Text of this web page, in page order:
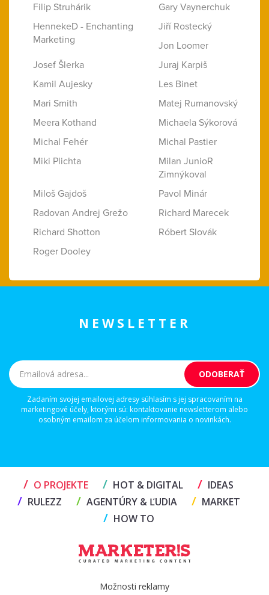
Filip Struhárik
Gary Vaynerchuk
HennekeD - Enchanting
Marketing
Jiří Rostecký
Jon Loomer
Josef Šlerka
Juraj Karpiš
Kamil Aujesky
Les Binet
Mari Smith
Matej Rumanovský
Meera Kothand
Michaela Sýkorová
Michal Fehér
Michal Pastier
Miki Plichta
Milan JunioR
Zimnýkoval
Miloš Gajdoš
Pavol Minár
Radovan Andrej Grežo
Richard Marecek
Richard Shotton
Róbert Slovák
Roger Dooley
NEWSLETTER
Zadaním svojej emailovej adresy súhlasím s jej spracovaním na
marketingové účely, ktorými sú: kontaktovanie newsletterom alebo
osobným emailom za účelom informovania o novinkách.
/ O PROJEKTE / HOT & DIGITAL / IDEAS
/ RULEZZ / AGENTÚRY & ĽUDIA / MARKET
/ HOW TO
Možnosti reklamy